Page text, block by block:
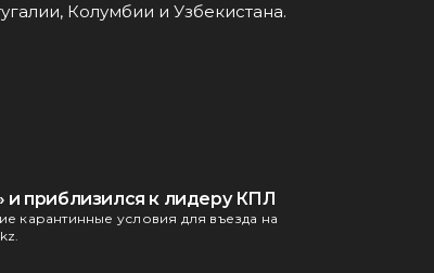
Колумбии и Узбекистана.
и приблизился к лидеру КПЛ
карантинные условия для въезда на